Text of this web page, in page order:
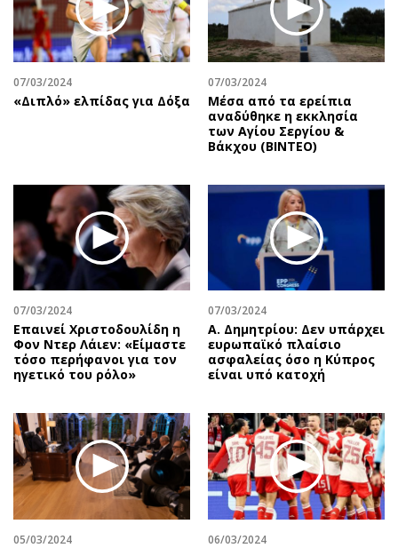
07/03/2024
«Διπλό» ελπίδας για Δόξα
07/03/2024
Μέσα από τα ερείπια
αναδύθηκε η εκκλησία
των Αγίου Σεργίου &
Βάκχου (ΒΙΝΤΕΟ)
07/03/2024
Επαινεί Χριστοδουλίδη η
Φον Ντερ Λάιεν: «Είμαστε
τόσο περήφανοι για τον
ηγετικό του ρόλο»
07/03/2024
Α. Δημητρίου: Δεν υπάρχει
ευρωπαϊκό πλαίσιο
ασφαλείας όσο η Κύπρος
είναι υπό κατοχή
05/03/2024 06/03/2024